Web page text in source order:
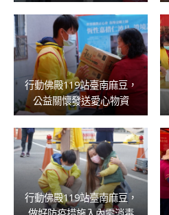
行動佛殿119站臺南麻豆，
公益關懷發送愛心物資
行動佛殿119站臺南麻豆，